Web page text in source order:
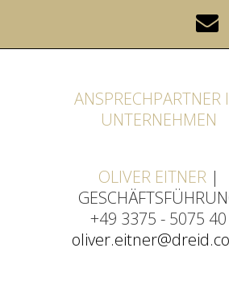
ANSPRECHPARTNER
UNTERNEHMEN
OLIVER EITNER|
+49 3375 - 5075 40